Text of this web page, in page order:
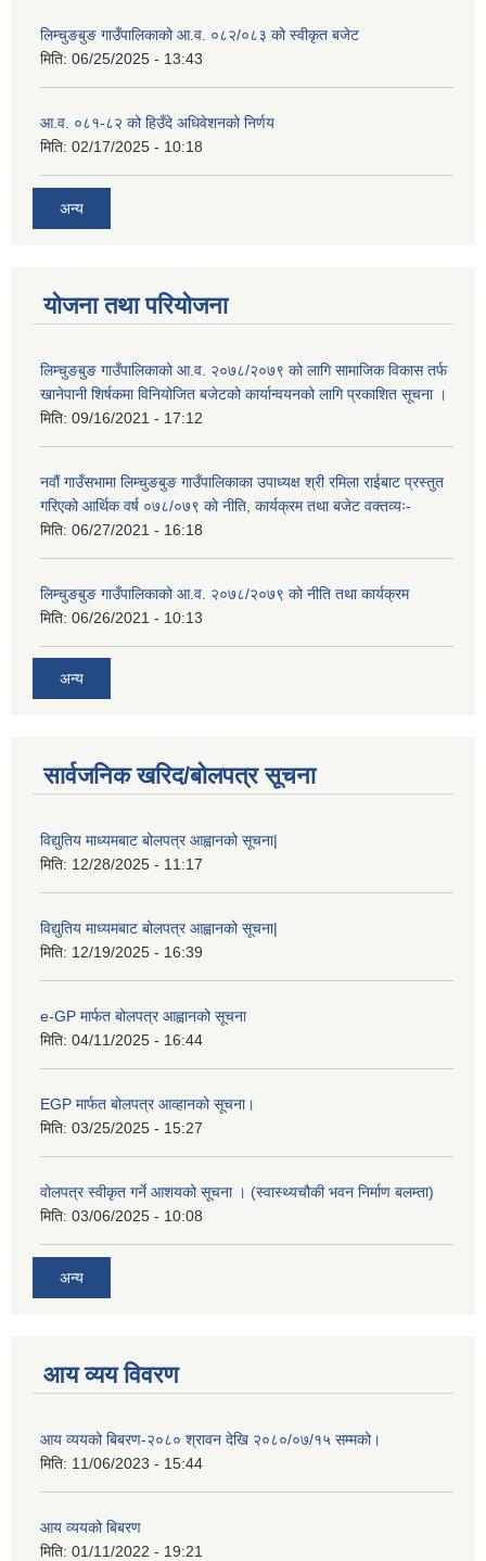
लिम्चुङबुङ गाउँपालिकाको आ.व. ०८२/०८३ को स्वीकृत बजेट
मिति: 06/25/2025 - 13:43
आ.व. ०८१-८२ को हिउँदे अधिवेशनको निर्णय
मिति: 02/17/2025 - 10:18
अन्य
योजना तथा परियोजना
लिम्चुङबुङ गाउँपालिकाको आ.व. २०७८/२०७९ को लागि सामाजिक विकास तर्फ
खानेपानी शिर्षकमा विनियोजित बजेटको कार्यान्वयनको लागि प्रकाशित सूचना ।
मिति: 09/16/2021 - 17:12
नवौं गाउँसभामा लिम्चुङबुङ गाउँपालिकाका उपाध्यक्ष श्री रमिला राईबाट प्रस्तुत
गरिएको आर्थिक वर्ष ०७८/०७९ को नीति, कार्यक्रम तथा बजेट वक्तव्यः-
मिति: 06/27/2021 - 16:18
लिम्चुङबुङ गाउँपालिकाको आ.व. २०७८/२०७९ को नीति तथा कार्यक्रम
मिति: 06/26/2021 - 10:13
अन्य
सार्वजनिक खरिद/बोलपत्र सूचना
विद्युतिय माध्यमबाट बोलपत्र आह्वानको सूचना|
मिति: 12/28/2025 - 11:17
विद्युतिय माध्यमबाट बोलपत्र आह्वानको सूचना|
मिति: 12/19/2025 - 16:39
e-GP मार्फत बोलपत्र आह्वानको सूचना
मिति: 04/11/2025 - 16:44
EGP मार्फत बोलपत्र आव्हानको सूचना।
मिति: 03/25/2025 - 15:27
वोलपत्र स्वीकृत गर्ने आशयको सूचना । (स्वास्थ्यचौकी भवन निर्माण बलम्ता)
मिति: 03/06/2025 - 10:08
अन्य
आय व्यय विवरण
आय व्ययको बिबरण-२०८० श्रावन देखि २०८०/०७/१५ सम्मको।
मिति: 11/06/2023 - 15:44
आय व्ययको बिबरण
मिति: 01/11/2022 - 19:21